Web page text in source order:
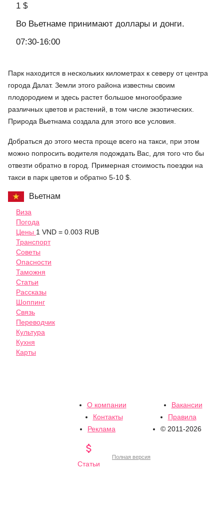
1 $
Во Вьетнаме принимают доллары и донги.
07:30-16:00
Парк находится в нескольких километрах к северу от центра
города Далат. Земли этого района известны своим
плодородием и здесь растет большое многообразие
различных цветов и растений, в том числе экзотических.
Природа Вьетнама создала для этого все условия.
Добраться до этого места проще всего на такси, при этом
можно попросить водителя подождать Вас, для того что бы
отвезти обратно в город. Примерная стоимость поездки на
такси в парк цветов и обратно 5-10 $.
Вьетнам
Виза
Погода
Цены 1 VND = 0.003 RUB
Транспорт
Советы
Опасности
Таможня
Статьи
Рассказы
Шоппинг
Связь
Переводчик
Культура
Кухня
Карты
О компании
Вакансии
Контакты
Правила
Реклама
© 2011-2026

Статьи
Полная версия